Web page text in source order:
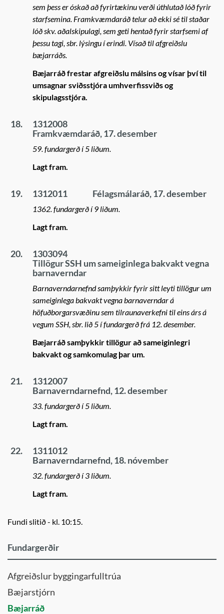
sem þess er óskað að fyrirtækinu verði úthlutað lóð fyrir
starfsemina. Framkvæmdaráð telur að ekki sé til staðar
lóð skv. aðalskipulagi, sem geti hentað fyrir starfsemi af
þessu tagi, sbr. lýsingu í erindi. Vísað til afgreiðslu
bæjarráðs.
Bæjarráð frestar afgreiðslu málsins og vísar því til
umsagnar sviðsstjóra umhverfissviðs og
skipulagsstjóra.
18.
1312008
Framkvæmdaráð, 17. desember
59. fundargerð í 5 liðum.
Lagt fram.
19. 1312011 Félagsmálaráð, 17. desember
1362. fundargerð í 9 liðum.
Lagt fram.
20.
1303094
Tillögur SSH um sameiginlega bakvakt vegna
barnaverndar
Barnaverndarnefnd samþykkir fyrir sitt leyti tillögur um
sameiginlega bakvakt vegna barnaverndar á
höfuðborgarsvæðinu sem tilraunaverkefni til eins árs á
vegum SSH, sbr. lið 5 í fundargerð frá 12. desember.
Bæjarráð samþykkir tillögur að sameiginlegri
bakvakt og samkomulag þar um.
21.
1312007
Barnaverndarnefnd, 12. desember
33. fundargerð í 5 liðum.
Lagt fram.
22.
1311012
Barnaverndarnefnd, 18. nóvember
32. fundargerð í 3 liðum.
Lagt fram.
Fundi slitið - kl. 10:15.
Fundargerðir
Afgreiðslur byggingarfulltrúa
Bæjarstjórn
Bæjarráð